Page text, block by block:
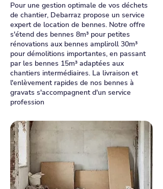
Pour une gestion optimale de vos déchets
de chantier, Debarraz propose un service
expert de location de bennes. Notre offre
s'étend des bennes 8m³ pour petites
rénovations aux bennes ampliroll 30m³
pour démolitions importantes, en passant
par les bennes 15m³ adaptées aux
chantiers intermédiaires. La livraison et
l'enlèvement rapides de nos bennes à
gravats s'accompagnent d'un service
profession